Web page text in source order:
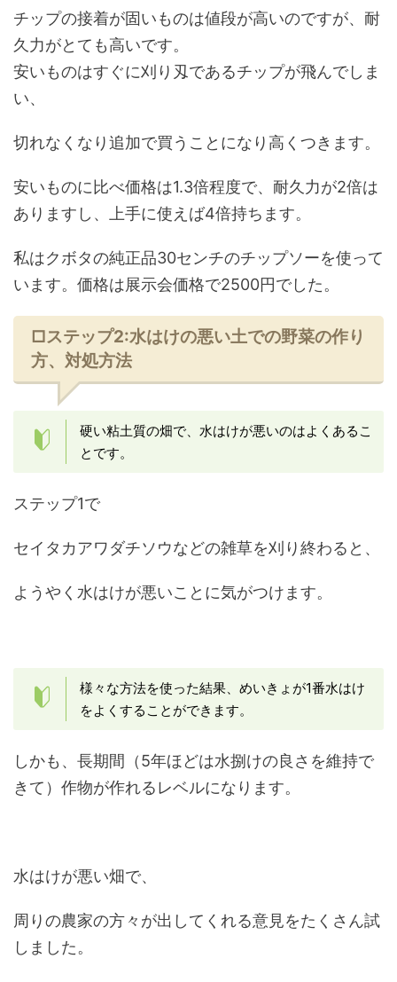
チップの接着が固いものは値段が高いのですが、耐
久力がとても高いです。
安いものはすぐに刈り刄であるチップが飛んでしま
い、
切れなくなり追加で買うことになり高くつきます。
安いものに比べ価格は1.3倍程度で、耐久力が2倍は
ありますし、上手に使えば4倍持ちます。
私はクボタの純正品30センチのチップソーを使って
います。価格は展示会価格で2500円でした。
□ステップ2:水はけの悪い土での野菜の作り
方、対処方法
硬い粘土質の畑で、水はけが悪いのはよくあるこ
とです。
ステップ1で
セイタカアワダチソウなどの雑草を刈り終わると、
ようやく水はけが悪いことに気がつけます。
様々な方法を使った結果、めいきょが1番水はけ
をよくすることができます。
しかも、長期間（5年ほどは水捌けの良さを維持で
きて）作物が作れるレベルになります。
水はけが悪い畑で、
周りの農家の方々が出してくれる意見をたくさん試
しました。